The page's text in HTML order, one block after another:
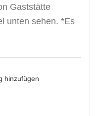
Gaststätte
unten sehen. *Es
hinzufügen